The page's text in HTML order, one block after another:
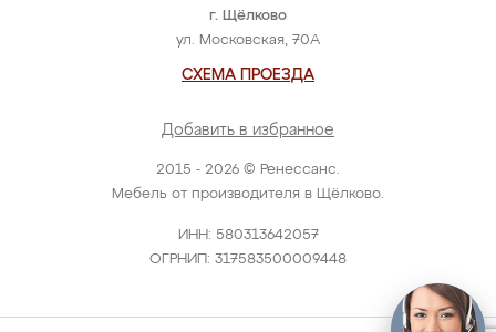
2015 - 2026 © Ренессанс.
Мебель от производителя в Щёлково.
ИНН: 580313642057
ОГРНИП: 317583500009448
г. Щёлково
ул. Московская, 70А
СХЕМА ПРОЕЗДА
Добавить в избранное